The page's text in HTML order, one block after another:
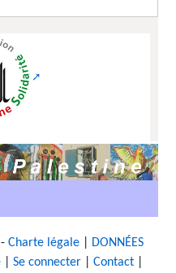
Charte légale|
DONNÉES
| Se connecter| Contact|